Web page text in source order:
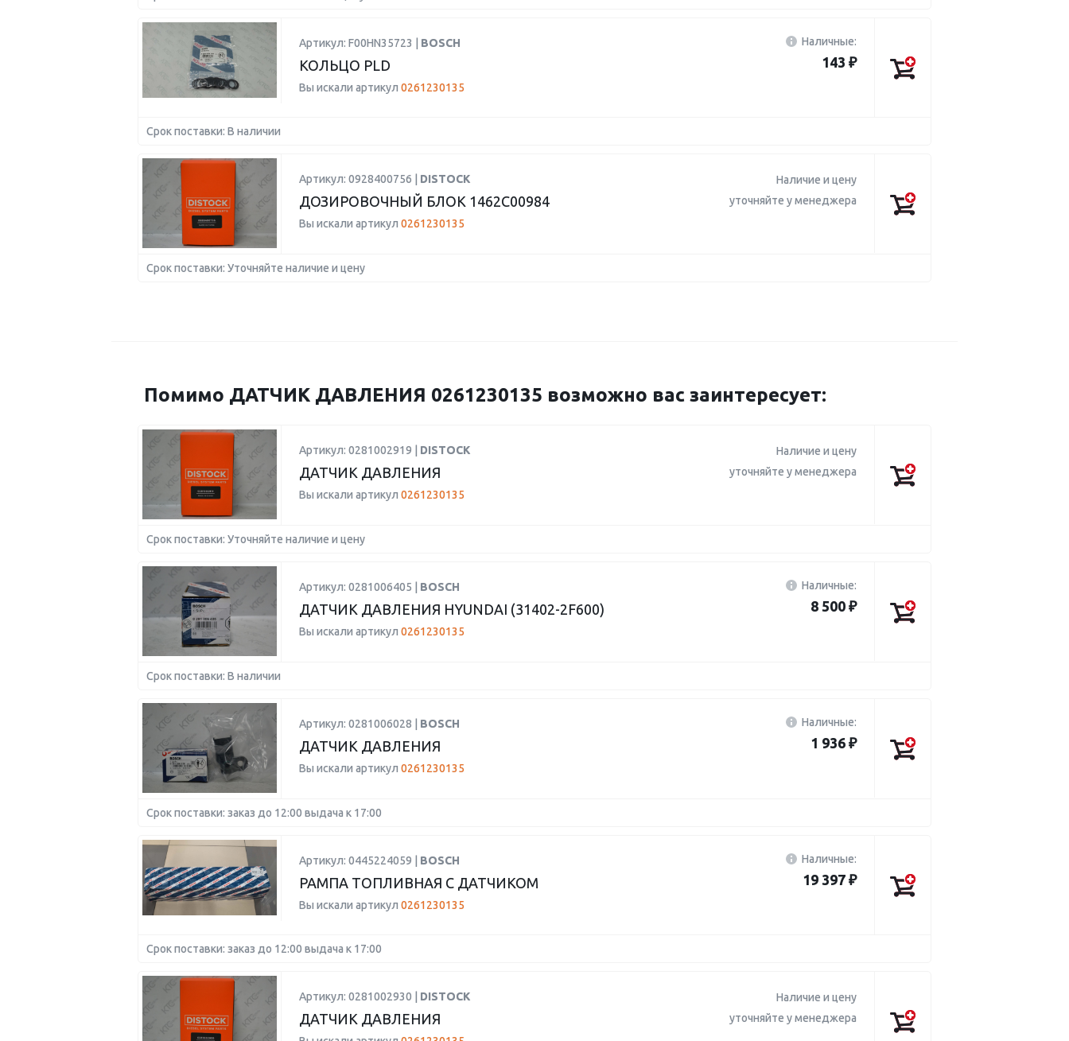
Артикул: F00HN35723 | BOSCH
КОЛЬЦО PLD
Вы искали артикул 0261230135
Наличные:
143 ₽
Срок поставки: В наличии
Артикул: 0928400756 | DISTOCK
ДОЗИРОВОЧНЫЙ БЛОК 1462C00984
Вы искали артикул 0261230135
Наличие и цену
уточняйте у менеджера
Срок поставки: Уточняйте наличие и цену
Помимо ДАТЧИК ДАВЛЕНИЯ 0261230135 возможно вас заинтересует:
Артикул: 0281002919 | DISTOCK
ДАТЧИК ДАВЛЕНИЯ
Вы искали артикул 0261230135
Наличие и цену
уточняйте у менеджера
Срок поставки: Уточняйте наличие и цену
Артикул: 0281006405 | BOSCH
ДАТЧИК ДАВЛЕНИЯ HYUNDAI (31402-2F600)
Вы искали артикул 0261230135
Наличные:
8 500 ₽
Срок поставки: В наличии
Артикул: 0281006028 | BOSCH
ДАТЧИК ДАВЛЕНИЯ
Вы искали артикул 0261230135
Наличные:
1 936 ₽
Срок поставки: заказ до 12:00 выдача к 17:00
Артикул: 0445224059 | BOSCH
РАМПА ТОПЛИВНАЯ С ДАТЧИКОМ
Вы искали артикул 0261230135
Наличные:
19 397 ₽
Срок поставки: заказ до 12:00 выдача к 17:00
Артикул: 0281002930 | DISTOCK
ДАТЧИК ДАВЛЕНИЯ
Наличие и цену
уточняйте у менеджера